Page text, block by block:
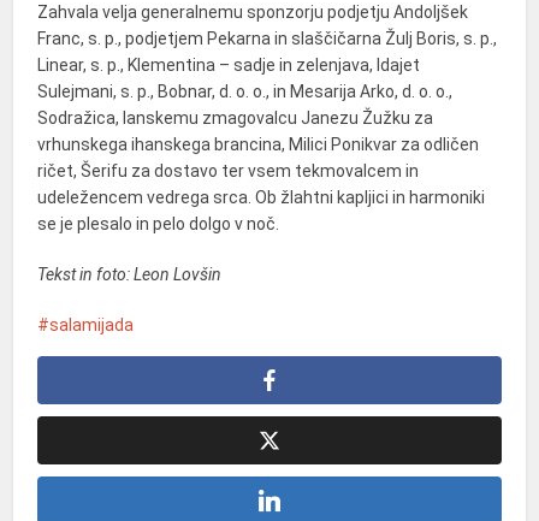
Zahvala velja generalnemu sponzorju podjetju Andoljšek
Franc, s. p., podjetjem Pekarna in slaščičarna Žulj Boris, s. p.,
Linear, s. p., Klementina – sadje in zelenjava, Idajet
Sulejmani, s. p., Bobnar, d. o. o., in Mesarija Arko, d. o. o.,
Sodražica, lanskemu zmagovalcu Janezu Žužku za
vrhunskega ihanskega brancina, Milici Ponikvar za odličen
ričet, Šerifu za dostavo ter vsem tekmovalcem in
udeležencem vedrega srca. Ob žlahtni kapljici in harmoniki
se je plesalo in pelo dolgo v noč.
Tekst in foto: Leon Lovšin
salamijada